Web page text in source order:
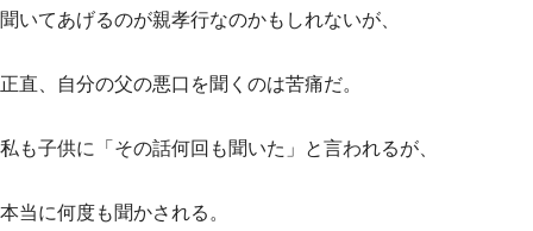
聞いてあげるのが親孝行なのかもしれないが、
正直、自分の父の悪口を聞くのは苦痛だ。
私も子供に「その話何回も聞いた」と言われるが、
本当に何度も聞かされる。